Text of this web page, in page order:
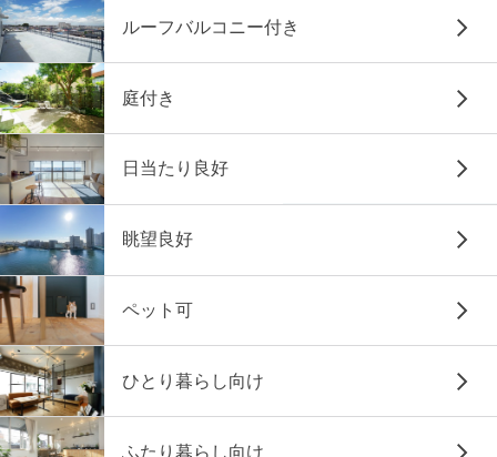
ルーフバルコニー付き
庭付き
日当たり良好
眺望良好
ペット可
ひとり暮らし向け
ふたり暮らし向け